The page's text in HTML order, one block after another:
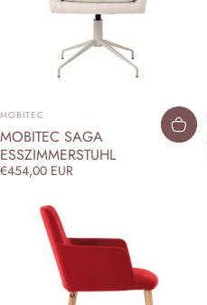
ANBIETER:
MOBITEC
MOBITEC SAGA
ESSZIMMERSTUHL
€454,00 EUR